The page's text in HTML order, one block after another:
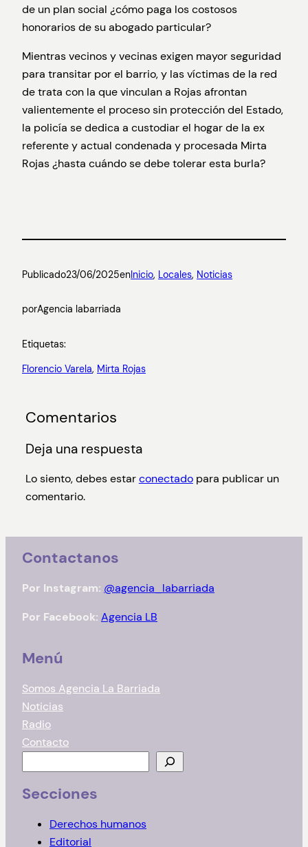
de un plan social ¿cómo paga los costosos
honorarios de su abogado particular?
Mientras vecinos y vecinas exigen mayor seguridad
para transitar por el barrio, y las víctimas de la red
de trata con la que vinculan a Rojas afrontan
valientemente el proceso sin protección del Estado,
la policía se dedica a custodiar el hogar de la ex
referente y actual condenada y procesada Mirta
Rojas ¿hasta cuándo se debe tolerar esta burla?
Publicado23/06/2025enInicio, Locales, Noticias
porAgencia labarriada
Etiquetas:
Florencio Varela, Mirta Rojas
Comentarios
Deja una respuesta
Lo siento, debes estarconectadopara publicar un
comentario.
Contactanos
Por Instagram: @agencia_labarriada
Por Facebook: Agencia LB
Menú
Somos Agencia La Barriada
Noticias
Radio
Contacto
s
Secciones
Derechos humanos
Editorial